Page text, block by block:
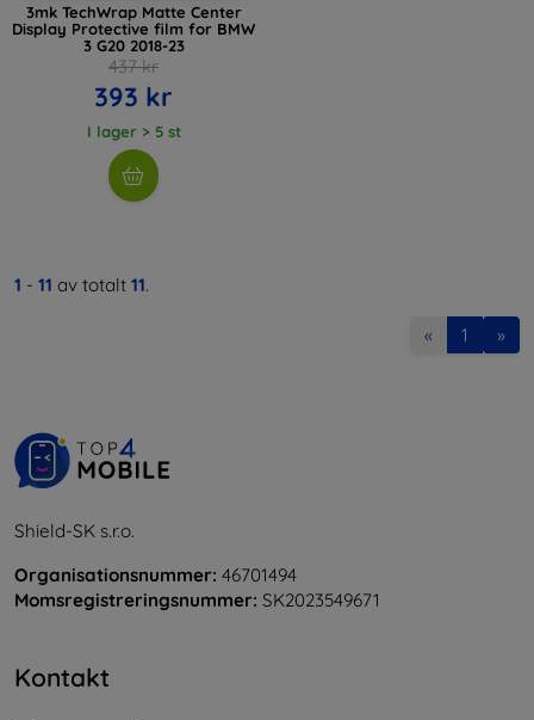
3mk TechWrap Matte Center
Display Protective film for BMW
3 G20 2018-23
437 kr
393 kr
I lager > 5 st
1 - 11 av totalt 11.
« 1 »
Shield-SK s.r.o.
Organisationsnummer: 46701494
Momsregistreringsnummer: SK2023549671
Kontakt